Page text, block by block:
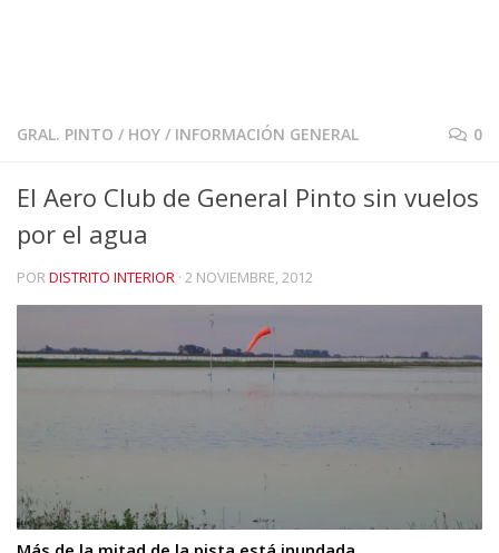
GRAL. PINTO / HOY / INFORMACIÓN GENERAL 0
El Aero Club de General Pinto sin vuelos
por el agua
PORDISTRITO INTERIOR · 2 NOVIEMBRE, 2012